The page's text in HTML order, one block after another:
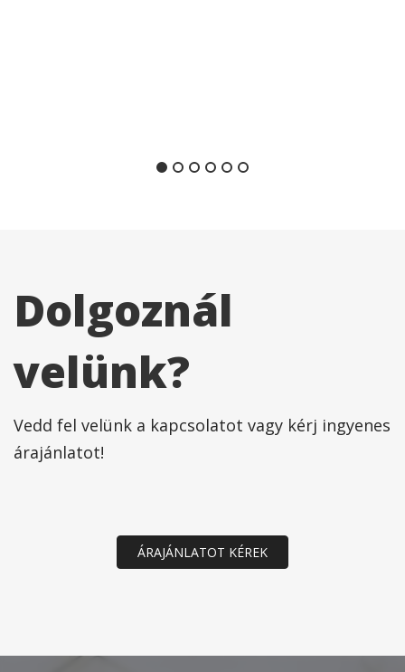
Dolgoznál
velünk?
Vedd fel velünk a kapcsolatot vagy kérj ingyenes
árajánlatot!
ÁRAJÁNLATOT KÉREK